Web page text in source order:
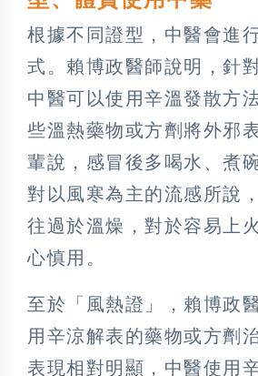
根據不同證型，中醫會進
式。賴博政醫師說明，針
中醫可以使用辛溫發散方
些溫熱藥物或方劑將外邪
輩說，感冒後多喝水、煮
對以風寒為主的流感所說
往過於溫燥，對於容易上
心慎用。
至於「風熱證」，賴博政
用辛涼解表的藥物或方劑
表現相對明顯，中醫使用